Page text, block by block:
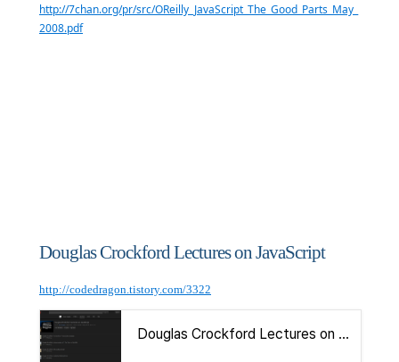
http://7chan.org/pr/src/OReilly_JavaScript_The_Good_Parts_May_
2008.pdf
Douglas Crockford Lectures on JavaScript
http://codedragon.tistory.com/3322
Douglas Crockford Lectures on JavaScript